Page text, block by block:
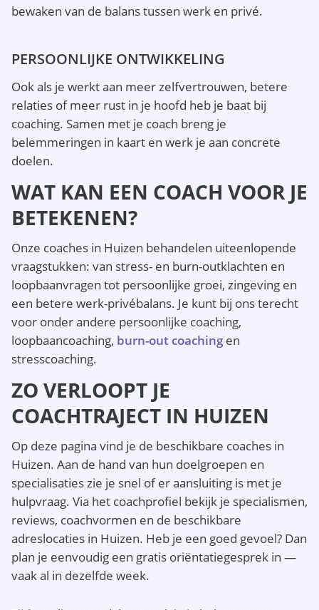
bewaken van de balans tussen werk en privé.
PERSOONLIJKE ONTWIKKELING
Ook als je werkt aan meer zelfvertrouwen, betere
relaties of meer rust in je hoofd heb je baat bij
coaching. Samen met je coach breng je
belemmeringen in kaart en werk je aan concrete
doelen.
WAT KAN EEN COACH VOOR JE
BETEKENEN?
Onze coaches in Huizen behandelen uiteenlopende
vraagstukken: van stress- en burn-outklachten en
loopbaanvragen tot persoonlijke groei, zingeving en
een betere werk-privébalans. Je kunt bij ons terecht
voor onder andere persoonlijke coaching,
loopbaancoaching, burn-out coaching en
stresscoaching.
ZO VERLOOPT JE
COACHTRAJECT IN HUIZEN
Op deze pagina vind je de beschikbare coaches in
Huizen. Aan de hand van hun doelgroepen en
specialisaties zie je snel of er aansluiting is met je
hulpvraag. Via het coachprofiel bekijk je specialismen,
reviews, coachvormen en de beschikbare
adreslocaties in Huizen. Heb je een goed gevoel? Dan
plan je eenvoudig een gratis oriëntatiegesprek in —
vaak al in dezelfde week.